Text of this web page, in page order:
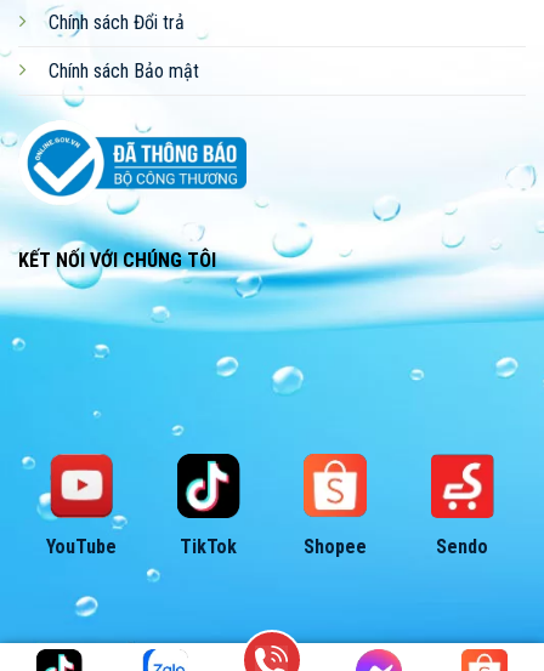
Thái độ phục vụ tận tâm, chuyên nghiệp, tinh thần
nhiệt huyết, hỗ trợ kịp thời, tiết kiệm thời gian.
chia sẻ đam mê, ký sự đi câu đầy vui thú.
NHANH CHÓNG – TẬN TỤY –
CHUYÊN NGHIỆP
Chính sách Đổi trả
Chính sách Bảo mật
KẾT NỐI VỚI CHÚNG TÔI
YouTube TikTok Shopee Sendo